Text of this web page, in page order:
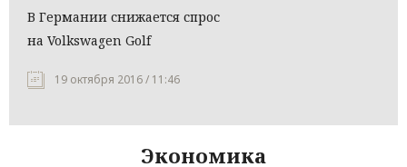
В Германии снижается спрос
на Volkswagen Golf
19 октября 2016 / 11:46
Экономика